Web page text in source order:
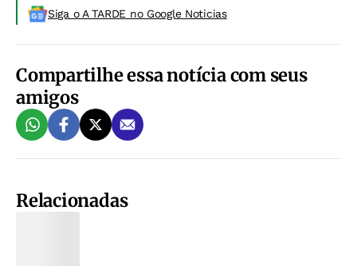
Siga o A TARDE no Google Noticias
Compartilhe essa notícia com seus
amigos
Relacionadas